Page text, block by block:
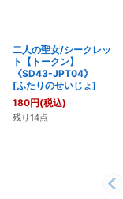
二人の聖女/シークレッ
ト【トークン】
《SD43-JPT04》
[ふたりのせいじょ]
180円(税込)
残り14点